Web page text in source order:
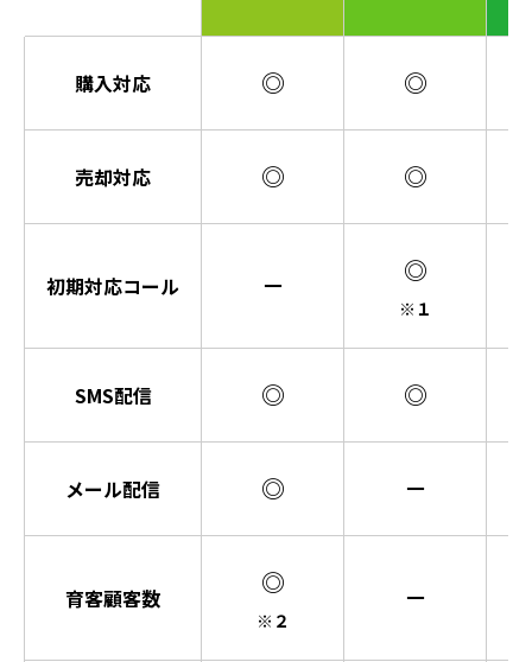
購入対応 ◎ ◎
売却対応 ◎ ◎
初期対応コール － ◎
※１
SMS配信 ◎ ◎
メール配信 ◎ －
育客顧客数 ◎
※２
－